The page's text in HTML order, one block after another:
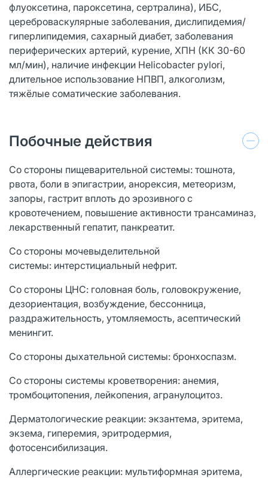
флуоксетина, пароксетина, сертралина), ИБС,
цереброваскулярные заболевания, дислипидемия/
гиперлипидемия, сахарный диабет, заболевания
периферических артерий, курение, ХПН (КК 30-60
мл/мин), наличие инфекции Нelicobacter pylori,
длительное использование НПВП, алкоголизм,
тяжёлые соматические заболевания.
Побочные действия
Со стороны пищеварительной системы: тошнота,
рвота, боли в эпигастрии, анорексия, метеоризм,
запоры, гастрит вплоть до эрозивного с
кровотечением, повышение активности трансаминаз,
лекарственный гепатит, панкреатит.
Со стороны мочевыделительной
системы: интерстициальный нефрит.
Со стороны ЦНС: головная боль, головокружение,
дезориентация, возбуждение, бессонница,
раздражительность, утомляемость, асептический
менингит.
Со стороны дыхательной системы: бронхоспазм.
Со стороны системы кроветворения: анемия,
тромбоцитопения, лейкопения, агранулоцитоз.
Дерматологические реакции: экзантема, эритема,
экзема, гиперемия, эритродермия,
фотосенсибилизация.
Аллергические реакции: мультиформная эритема,